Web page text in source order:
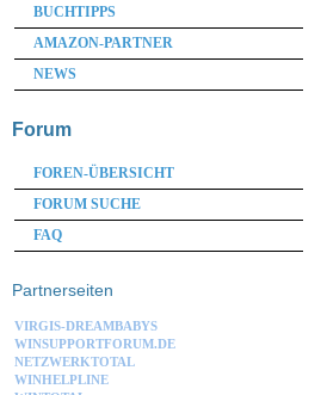
BUCHTIPPS
AMAZON-PARTNER
NEWS
Forum
FOREN-ÜBERSICHT
FORUM SUCHE
FAQ
Partnerseiten
VIRGIS-DREAMBABYS
WINSUPPORTFORUM.DE
NETZWERKTOTAL
WINHELPLINE